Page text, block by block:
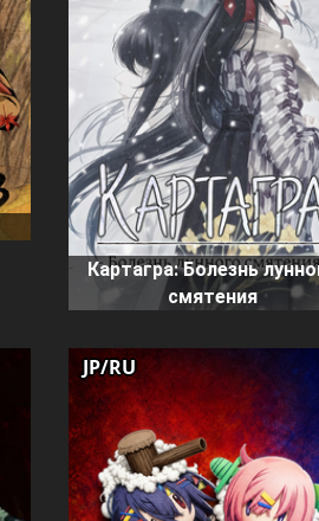
Картагра: Болезнь
смятения
JP/RU